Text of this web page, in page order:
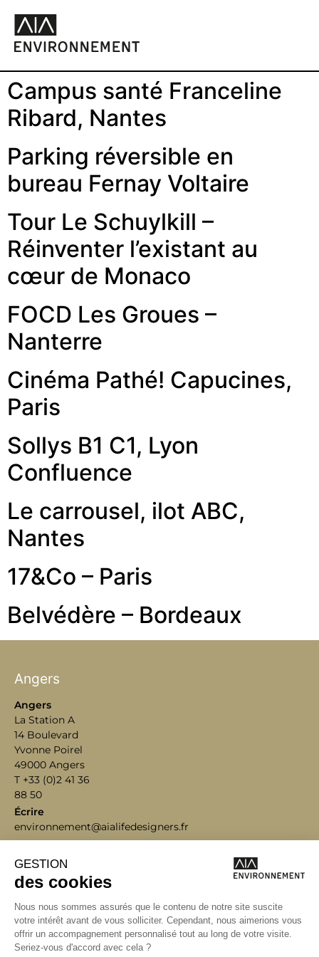
Campus santé Franceline
Ribard, Nantes
Parking réversible en
bureau Fernay Voltaire
Tour Le Schuylkill –
Réinventer l’existant au
cœur de Monaco
FOCD Les Groues –
Nanterre
Cinéma Pathé! Capucines,
Paris
Sollys B1 C1, Lyon
Confluence
Le carrousel, ilot ABC,
Nantes
17&Co – Paris
Belvédère – Bordeaux
Angers
Bordeaux
Lyon
Marseille
Nantes
Angers
La Station A
14 Boulevard
Yvonne Poirel
49000 Angers
T +33 (0)2 41 36
88 50
Écrire
environnement@aialifedesigners.fr